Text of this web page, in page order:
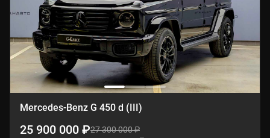
Mercedes-Benz G 450 d (III)
25 900 000 ₽27 300 000 ₽